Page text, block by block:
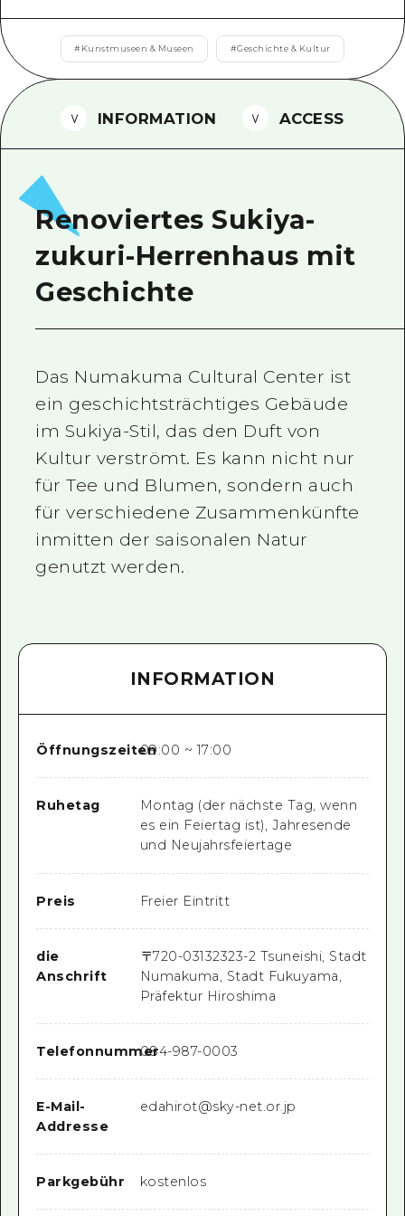
Videos von Hiroshima
# Kunstmuseen & Museen #Geschichte & Kultur
INFORMATION ACCESS
Renoviertes Sukiya-
zukuri-Herrenhaus mit
Geschichte
Das Numakuma Cultural Center ist
ein geschichtsträchtiges Gebäude
im Sukiya-Stil, das den Duft von
Kultur verströmt. Es kann nicht nur
für Tee und Blumen, sondern auch
für verschiedene Zusammenkünfte
inmitten der saisonalen Natur
genutzt werden.
INFORMATION
Öffnungszeiten09:00 ~ 17:00
Ruhetag
Montag (der nächste Tag, wenn
es ein Feiertag ist), Jahresende
und Neujahrsfeiertage
Preis Freier Eintritt
die
Anschrift
〒720-03132323-2 Tsuneishi, Stadt
Numakuma, Stadt Fukuyama,
Präfektur Hiroshima
Telefonnummer084-987-0003
E-Mail-
Addresse
edahirot@sky-net.or.jp
Parkgebühr kostenlos